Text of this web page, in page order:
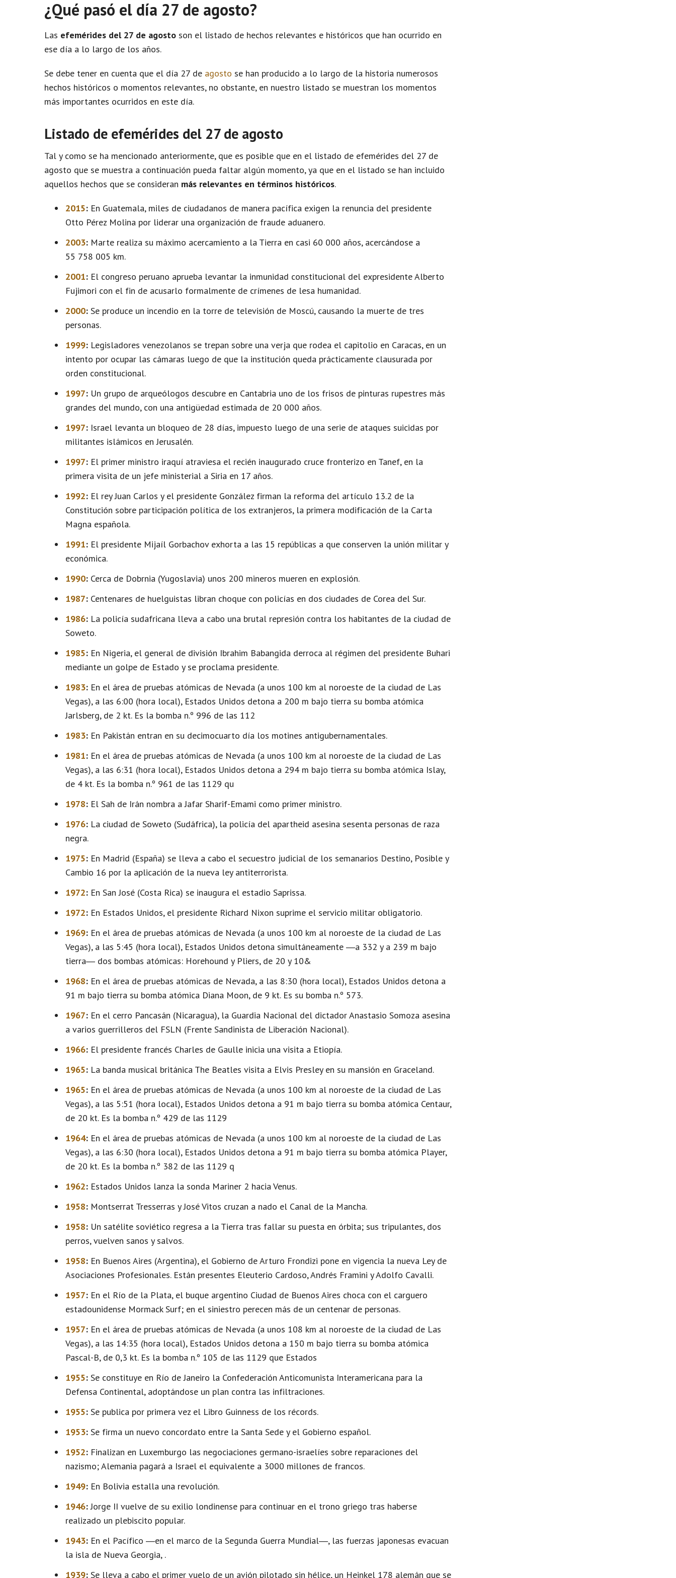
¿Qué pasó el día 27 de agosto?
Las efemérides del 27 de agosto son el listado de hechos relevantes e históricos que han ocurrido en
ese día a lo largo de los años.
Se debe tener en cuenta que el día 27 de agosto se han producido a lo largo de la historia numerosos
hechos históricos o momentos relevantes, no obstante, en nuestro listado se muestran los momentos
más importantes ocurridos en este día.
Listado de efemérides del 27 de agosto
Tal y como se ha mencionado anteriormente, que es posible que en el listado de efemérides del 27 de
agosto que se muestra a continuación pueda faltar algún momento, ya que en el listado se han incluido
aquellos hechos que se consideran más relevantes en términos históricos.
2015: En Guatemala, miles de ciudadanos de manera pacífica exigen la renuncia del presidente
Otto Pérez Molina por liderar una organización de fraude aduanero.
2003: Marte realiza su máximo acercamiento a la Tierra en casi 60 000 años, acercándose a
55 758 005 km.
2001: El congreso peruano aprueba levantar la inmunidad constitucional del expresidente Alberto
Fujimori con el fin de acusarlo formalmente de crímenes de lesa humanidad.
2000: Se produce un incendio en la torre de televisión de Moscú, causando la muerte de tres
personas.
1999: Legisladores venezolanos se trepan sobre una verja que rodea el capitolio en Caracas, en un
intento por ocupar las cámaras luego de que la institución queda prácticamente clausurada por
orden constitucional.
1997: Un grupo de arqueólogos descubre en Cantabria uno de los frisos de pinturas rupestres más
grandes del mundo, con una antigüedad estimada de 20 000 años.
1997: Israel levanta un bloqueo de 28 días, impuesto luego de una serie de ataques suicidas por
militantes islámicos en Jerusalén.
1997: El primer ministro iraquí atraviesa el recién inaugurado cruce fronterizo en Tanef, en la
primera visita de un jefe ministerial a Siria en 17 años.
1992: El rey Juan Carlos y el presidente González firman la reforma del artículo 13.2 de la
Constitución sobre participación política de los extranjeros, la primera modificación de la Carta
Magna española.
1991: El presidente Mijaíl Gorbachov exhorta a las 15 repúblicas a que conserven la unión militar y
económica.
1990: Cerca de Dobrnia (Yugoslavia) unos 200 mineros mueren en explosión.
1987: Centenares de huelguistas libran choque con policías en dos ciudades de Corea del Sur.
1986: La policía sudafricana lleva a cabo una brutal represión contra los habitantes de la ciudad de
Soweto.
1985: En Nigeria, el general de división Ibrahim Babangida derroca al régimen del presidente Buhari
mediante un golpe de Estado y se proclama presidente.
1983: En el área de pruebas atómicas de Nevada (a unos 100 km al noroeste de la ciudad de Las
Vegas), a las 6:00 (hora local), Estados Unidos detona a 200 m bajo tierra su bomba atómica
Jarlsberg, de 2 kt. Es la bomba n.º 996 de las 112
1983: En Pakistán entran en su decimocuarto día los motines antigubernamentales.
1981: En el área de pruebas atómicas de Nevada (a unos 100 km al noroeste de la ciudad de Las
Vegas), a las 6:31 (hora local), Estados Unidos detona a 294 m bajo tierra su bomba atómica Islay,
de 4 kt. Es la bomba n.º 961 de las 1129 qu
1978: El Sah de Irán nombra a Jafar Sharif-Emami como primer ministro.
1976: La ciudad de Soweto (Sudáfrica), la policía del apartheid asesina sesenta personas de raza
negra.
1975: En Madrid (España) se lleva a cabo el secuestro judicial de los semanarios Destino, Posible y
Cambio 16 por la aplicación de la nueva ley antiterrorista.
1972: En San José (Costa Rica) se inaugura el estadio Saprissa.
1972: En Estados Unidos, el presidente Richard Nixon suprime el servicio militar obligatorio.
1969: En el área de pruebas atómicas de Nevada (a unos 100 km al noroeste de la ciudad de Las
Vegas), a las 5:45 (hora local), Estados Unidos detona simultáneamente ―a 332 y a 239 m bajo
tierra― dos bombas atómicas: Horehound y Pliers, de 20 y 10&
1968: En el área de pruebas atómicas de Nevada, a las 8:30 (hora local), Estados Unidos detona a
91 m bajo tierra su bomba atómica Diana Moon, de 9 kt. Es su bomba n.º 573.
1967: En el cerro Pancasán (Nicaragua), la Guardia Nacional del dictador Anastasio Somoza asesina
a varios guerrilleros del FSLN (Frente Sandinista de Liberación Nacional).
1966: El presidente francés Charles de Gaulle inicia una visita a Etiopía.
1965: La banda musical británica The Beatles visita a Elvis Presley en su mansión en Graceland.
1965: En el área de pruebas atómicas de Nevada (a unos 100 km al noroeste de la ciudad de Las
Vegas), a las 5:51 (hora local), Estados Unidos detona a 91 m bajo tierra su bomba atómica Centaur,
de 20 kt. Es la bomba n.º 429 de las 1129
1964: En el área de pruebas atómicas de Nevada (a unos 100 km al noroeste de la ciudad de Las
Vegas), a las 6:30 (hora local), Estados Unidos detona a 91 m bajo tierra su bomba atómica Player,
de 20 kt. Es la bomba n.º 382 de las 1129 q
1962: Estados Unidos lanza la sonda Mariner 2 hacia Venus.
1958: Montserrat Tresserras y José Vitos cruzan a nado el Canal de la Mancha.
1958: Un satélite soviético regresa a la Tierra tras fallar su puesta en órbita; sus tripulantes, dos
perros, vuelven sanos y salvos.
1958: En Buenos Aires (Argentina), el Gobierno de Arturo Frondizi pone en vigencia la nueva Ley de
Asociaciones Profesionales. Están presentes Eleuterio Cardoso, Andrés Framini y Adolfo Cavalli.
1957: En el Río de la Plata, el buque argentino Ciudad de Buenos Aires choca con el carguero
estadounidense Mormack Surf; en el siniestro perecen más de un centenar de personas.
1957: En el área de pruebas atómicas de Nevada (a unos 108 km al noroeste de la ciudad de Las
Vegas), a las 14:35 (hora local), Estados Unidos detona a 150 m bajo tierra su bomba atómica
Pascal-B, de 0,3 kt. Es la bomba n.º 105 de las 1129 que Estados
1955: Se constituye en Río de Janeiro la Confederación Anticomunista Interamericana para la
Defensa Continental, adoptándose un plan contra las infiltraciones.
1955: Se publica por primera vez el Libro Guinness de los récords.
1953: Se firma un nuevo concordato entre la Santa Sede y el Gobierno español.
1952: Finalizan en Luxemburgo las negociaciones germano-israelíes sobre reparaciones del
nazismo; Alemania pagará a Israel el equivalente a 3000 millones de francos.
1949: En Bolivia estalla una revolución.
1946:Jorge II vuelve de su exilio londinense para continuar en el trono griego tras haberse
realizado un plebiscito popular.
1943: En el Pacífico ―en el marco de la Segunda Guerra Mundial―, las fuerzas japonesas evacuan
la isla de Nueva Georgia, .
1939: Se lleva a cabo el primer vuelo de un avión pilotado sin hélice, un Heinkel 178 alemán que se